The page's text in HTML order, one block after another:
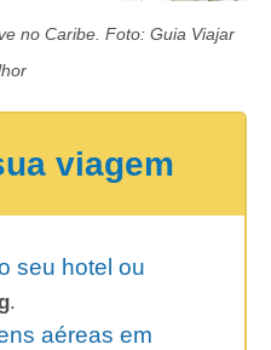
no Caribe. Foto: Guia Viajar
viagem
seu hotel ou
.
aéreas em